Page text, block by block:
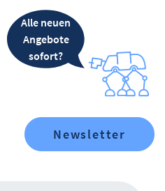
Alle neuen
Angebote
sofort?
Newsletter